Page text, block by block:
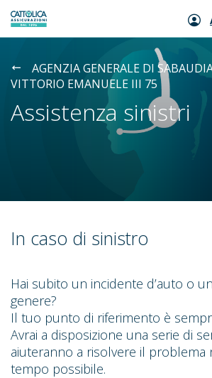
Generali logo
AGENZIA GENERALE DI
VITTORIO EMANUELE III 75
Assistenza sinistri
In caso di sinistro
Hai subito un incidente d’auto o
genere?
Il tuo punto di riferimento è
Avrai a disposizione una serie di
aiuteranno a risolvere il problema
tempo possibile.